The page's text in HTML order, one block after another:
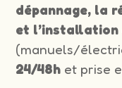
dépannage, la
et l’installation
(manuels/
24/48h et prise